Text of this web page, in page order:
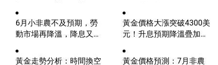
6月小非農不及預期，勞
動市場再降溫，降息又邁
黃金價格大漲突破4300美
元！升息預期降溫疊加央
黃金走勢分析：時間換空
黃金價格預測：7月非農